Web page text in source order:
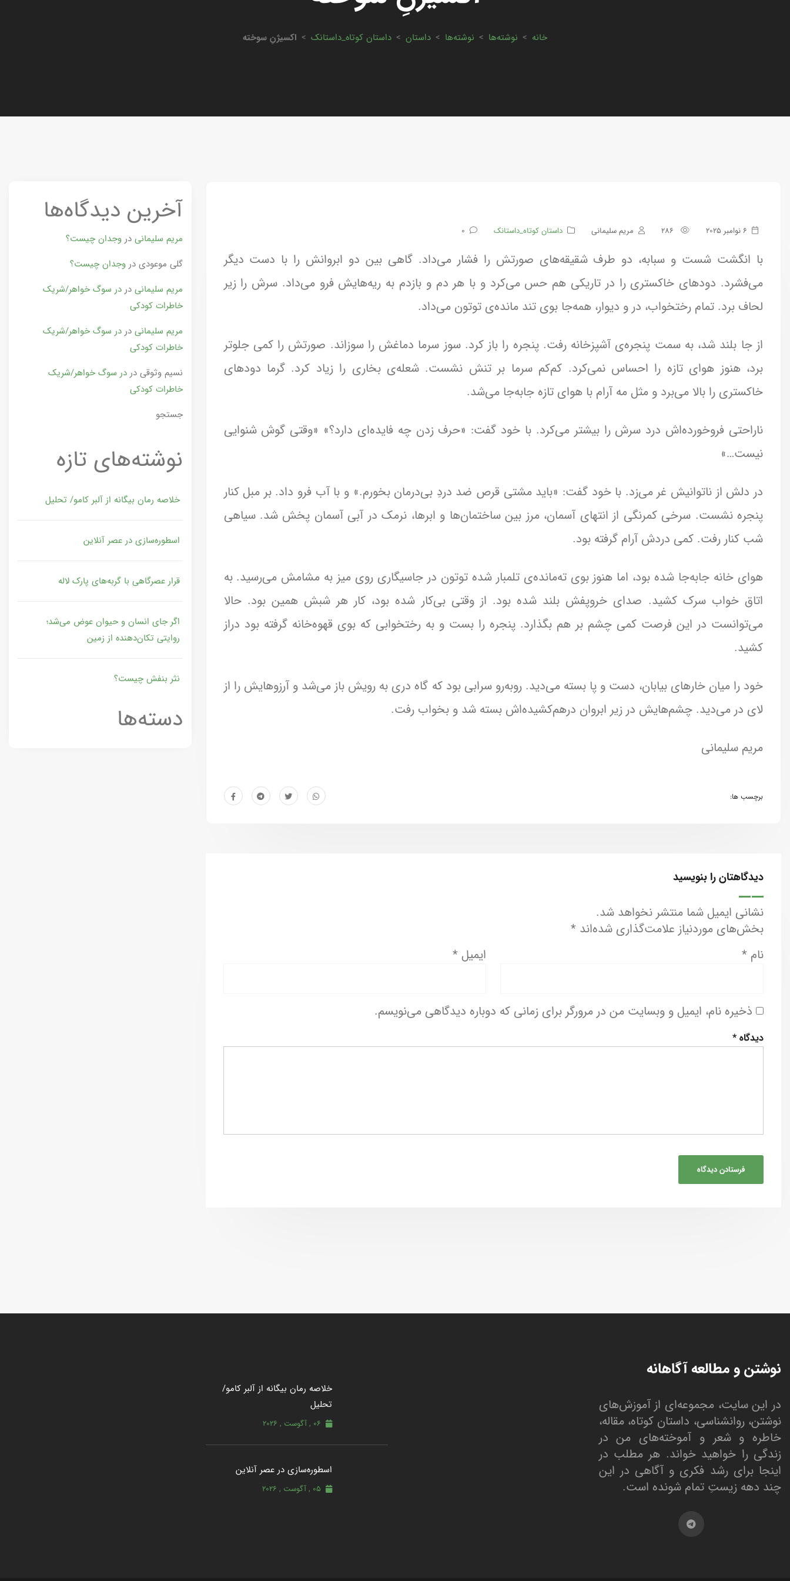
خانه > نوشته‌ها > نوشته‌ها > داستان > داستان کوتاه_داستانک > اکسیژنِ سوخته
6 نوامبر 2025 مریم سلیمانی داستان کوتاه_داستانک 0
با انگشت شست و سبابه، دو طرف شقیقه‌های صورتش را فشار می‌داد. گاهی بین دو ابروانش را با دست دیگر
می‌فشرد. دودهای خاکستری را در تاریکی هم حس می‌کرد و با هر دم و بازدم به ریه‌هایش فرو می‌داد. سرش را زیر
لحاف برد. تمام رختخواب، در و دیوار، همه‌جا بوی تند مانده‌ی توتون می‌داد.
از جا بلند شد، به سمت پنجره‌ی آشپزخانه رفت. پنجره را باز کرد. سوز سرما دماغش را سوزاند. صورتش را کمی جلوتر
برد، هنوز هوای تازه را احساس نمی‌کرد. کم‌کم سرما بر تنش نشست. شعله‌ی بخاری را زیاد کرد. گرما دودهای
خاکستری را بالا می‌برد و مثل مه آرام با هوای تازه جابه‌جا می‌شد.
ناراحتی فروخورده‌اش درد سرش را بیشتر می‌کرد. با خود گفت: «حرف زدن چه فایده‌ای دارد؟» «وقتی گوش شنوایی
نیست…»
در دلش از ناتوانیش غر می‌زد. با خود گفت: «باید مشتی قرص ضد دردِ بی‌درمان بخورم.» و با آب فرو داد. بر مبل کنار
پنجره نشست. سرخی کمرنگی از انتهای آسمان، مرز بین ساختمان‌ها و ابرها، نرمک در آبی آسمان پخش شد. سیاهی
شب کنار رفت. کمی دردش آرام گرفته بود.
هوای خانه جابه‌جا شده بود، اما هنوز بوی ته‌مانده‌ی تلمبار شده توتون در جاسیگاری روی میز به مشامش می‌رسید. به
اتاق خواب سرک کشید. صدای خروپفش بلند شده بود. از وقتی بی‌کار شده بود، کار هر شبش همین بود. حالا
می‌توانست در این فرصت کمی چشم بر هم بگذارد. پنجره را بست و به رختخوابی که بوی قهوه‌خانه گرفته بود دراز
کشید.
خود را میان خارهای بیابان، دست و پا بسته می‌دید. روبه‌رو سرابی بود که گاه دری به رویش باز می‌شد و آرزوهایش را از
لای در می‌دید. چشم‌هایش در زیر ابروان درهم‌کشیده‌اش بسته شد و بخواب رفت.
مریم سلیمانی
برچسب ها:
دیدگاهتان را بنویسید
نشانی ایمیل شما منتشر نخواهد شد.
بخش‌های موردنیاز علامت‌گذاری شده‌اند *
نام * ایمیل *
ذخیره نام، ایمیل و وبسایت من در مرورگر برای زمانی که دوباره دیدگاهی می‌نویسم.
دیدگاه*
آخرین دیدگاه‌ها
مریم سلیمانی دروجدان چیست؟
گلی موعودی دروجدان چیست؟
مریم سلیمانی دردر سوگ خواهر/شریک
خاطرات کودکی
مریم سلیمانی دردر سوگ خواهر/شریک
خاطرات کودکی
نسیم وثوقی دردر سوگ خواهر/شریک
خاطرات کودکی
جستجو
نوشته‌های تازه
خلاصه رمان بیگانه از آلبر کامو/ تحلیل
اسطوره‌سازی در عصر آنلاین
قرار عصرگاهی با گربه‌های پارک لاله
اگر جای انسان و حیوان عوض می‌شد؛
روایتی تکان‌دهنده از زمین
نثر بنفش چیست؟
دسته‌ها
نوشتن و مطالعه آگاهانه
در این سایت، مجموعه‌ای از آموزش‌های
نوشتن، روانشناسی، داستان کوتاه، مقاله،
خاطره و شعر و آموخته‌های من در
زندگی را خواهید خواند. هر مطلب در
اینجا برای رشد فکری و آگاهی در این
چند دهه زیستِ تمام شونده است.
خلاصه رمان بیگانه از آلبر کامو/
تحلیل
06 , آگوست , 2026
اسطوره‌سازی در عصر آنلاین
05 , آگوست , 2026